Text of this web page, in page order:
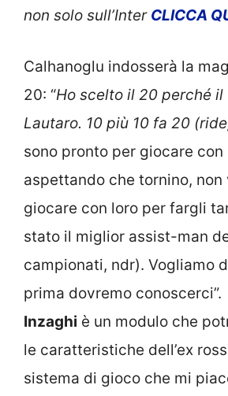
non solo sull’Inter CLICCA
Calhanoglu indosserà la
20: “Ho scelto il 20 perché il
Lautaro. 10 più 10 fa 20
sono pronto per giocare con
aspettando che tornino, non
giocare con loro per fargli
stato il miglior assist-man
campionati, ndr). Vogliamo
prima dovremo
Inzaghi è un modulo che
le caratteristiche dell’ex
sistema di gioco che mi